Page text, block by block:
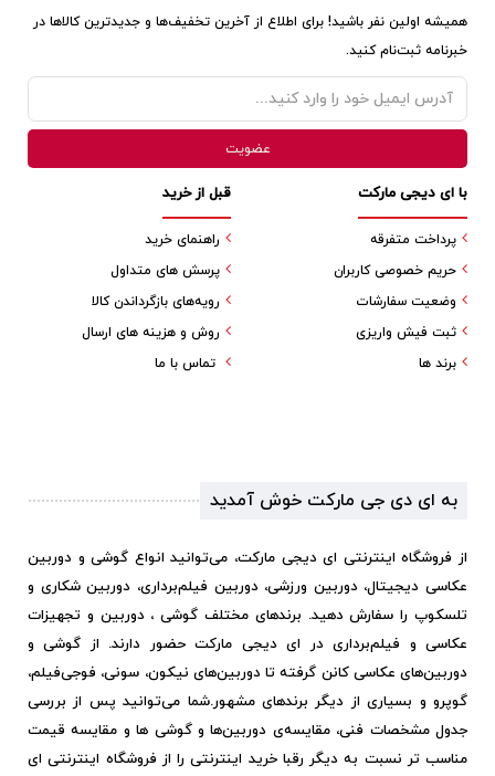
همیشه اولین نفر باشید! برای اطلاع از آخرین تخفیف‌ها و جدیدترین کالاها در
خبرنامه ثبت‌نام کنید.
قبل از خرید
راهنمای خرید
پرسش های متداول
رویه‌های بازگرداندن کالا
روش و هزینه های ارسال
تماس با ما
با ای دیجی مارکت
پرداخت متفرقه
حریم خصوصی کاربران
وضعیت سفارشات
ثبت فیش واریزی
برند ها
به ای دی جی مارکت خوش آمدید
از فروشگاه اینترنتی ای دیجی مارکت، می‌توانید انواع گوشی و دوربین
عکاسی دیجیتال، دوربین ورزشی، دوربین فیلم‌برداری، دوربین شکاری و
تلسکوپ را سفارش دهید. برندهای مختلف گوشی ، دوربین و تجهیزات
عکاسی و فیلم‌برداری در ای دیجی مارکت حضور دارند. از گوشی و
دوربین‌های عکاسی کانن گرفته تا دوربین‌های نیکون، سونی، فوجی‌فیلم،
گوپرو و بسیاری از دیگر برندهای مشهور.شما می‌توانید پس از بررسی
جدول مشخصات فنی، مقایسه‌ی دوربین‌ها و گوشی ها و مقایسه قیمت
مناسب تر نسبت به دیگر رقبا خرید اینترنتی را از فروشگاه اینترنتی ای